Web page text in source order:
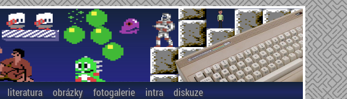
literatura obrázky fotogalerie intra diskuze